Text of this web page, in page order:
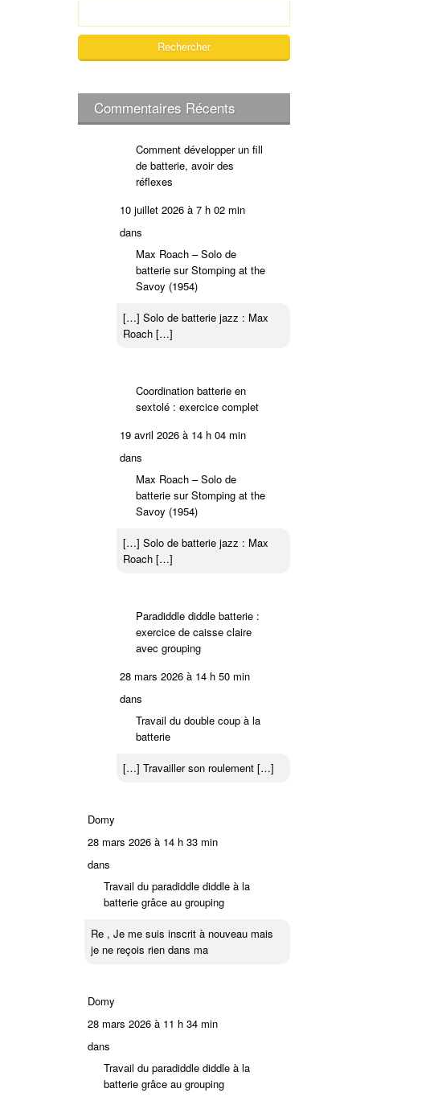
c
Commentaires Récents
Comment développer un fill
de batterie, avoir des
réflexes
10 juillet 2026 à 7 h 02 min
dans
Max Roach – Solo de
batterie sur Stomping at the
Savoy (1954)
[…] Solo de batterie jazz : Max
Roach […]
Coordination batterie en
sextolé : exercice complet
19 avril 2026 à 14 h 04 min
dans
Max Roach – Solo de
batterie sur Stomping at the
Savoy (1954)
[…] Solo de batterie jazz : Max
Roach […]
Paradiddle diddle batterie :
exercice de caisse claire
avec grouping
28 mars 2026 à 14 h 50 min
dans
Travail du double coup à la
batterie
[…] Travailler son roulement […]
Domy
28 mars 2026 à 14 h 33 min
dans
Travail du paradiddle diddle à la
batterie grâce au grouping
Re , Je me suis inscrit à nouveau mais
je ne reçois rien dans ma
Domy
28 mars 2026 à 11 h 34 min
dans
Travail du paradiddle diddle à la
batterie grâce au grouping